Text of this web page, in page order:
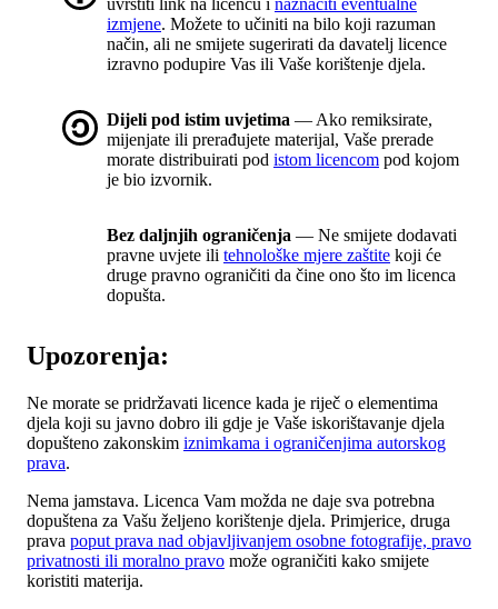
uvrstiti link na licencu i naznačiti eventualne
izmjene. Možete to učiniti na bilo koji razuman
način, ali ne smijete sugerirati da davatelj licence
izravno podupire Vas ili Vaše korištenje djela.
Dijeli pod istim uvjetima — Ako remiksirate,
mijenjate ili prerađujete materijal, Vaše prerade
morate distribuirati pod istom licencom pod kojom
je bio izvornik.
Bez daljnjih ograničenja — Ne smijete dodavati
pravne uvjete ili tehnološke mjere zaštite koji će
druge pravno ograničiti da čine ono što im licenca
dopušta.
Upozorenja:
Ne morate se pridržavati licence kada je riječ o elementima
djela koji su javno dobro ili gdje je Vaše iskorištavanje djela
dopušteno zakonskim iznimkama i ograničenjima autorskog
prava.
Nema jamstava. Licenca Vam možda ne daje sva potrebna
dopuštena za Vašu željeno korištenje djela. Primjerice, druga
prava poput prava nad objavljivanjem osobne fotografije, pravo
privatnosti ili moralno pravo može ograničiti kako smijete
koristiti materija.